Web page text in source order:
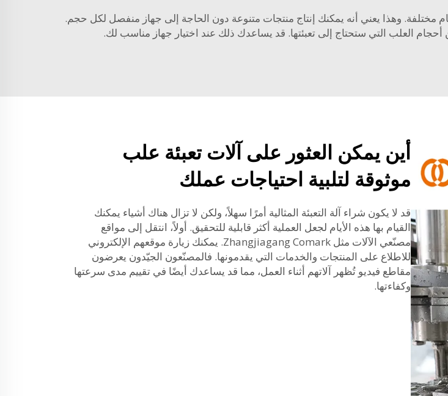
مختلفة. وهذا يعني أنه يمكنك إنتاج منتجات متنوعة دون الحاجة إلى جهاز منفصل لكل حجم.
العلب التي ستحتاج إلى تعبئتها. قد يساعدك ذلك عند اختيار جهاز مناسب لك.
أين يمكن العثور على آلات تعبئة علب
موثوقة لتلبية احتياجات عملك
قد لا يكون شراء آلة التعبئة المثالية أمرًا سهلاً، ولكن لا تزال هناك أشياء يمكنك
القيام بها هذه الأيام لجعل العملية أكثر قابلية للتحقيق. أولاً، انتقل إلى مواقع
مصنّعي الآلات مثل Zhangjiagang Comark. يمكنك زيارة موقعهم الإلكتروني
للاطلاع على المنتجات والخدمات التي يقدمونها. فالمصنّعون الجيّدون يعرضون
مقاطع فيديو تُظهر آلاتهم أثناء العمل، مما قد يساعدك أيضًا في تقييم مدى سرعتها
وكفاءتها.